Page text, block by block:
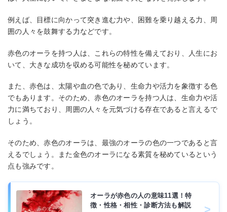
例えば、目標に向かって突き進む力や、困難を乗り越える力、周
囲の人々を鼓舞する力などです。
赤色のオーラを持つ人は、これらの特性を備えており、人生にお
いて、大きな成功を収める可能性を秘めています。
また、赤色は、太陽や血の色であり、生命力や活力を象徴する色
でもあります。そのため、赤色のオーラを持つ人は、生命力や活
力に満ちており、周囲の人々を元気づける存在であると言えるで
しょう。
そのため、赤色のオーラは、最強のオーラの色の一つであると言
えるでしょう。また金色のオーラになる素質を秘めているという
点も強みです。
オーラが赤色の人の意味11選！特
徴・性格・相性・診断方法も解説